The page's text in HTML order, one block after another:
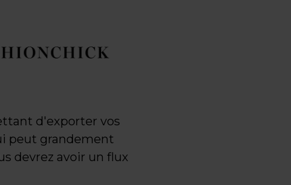
d'exporter vos
peut grandement
devrez avoir un flux